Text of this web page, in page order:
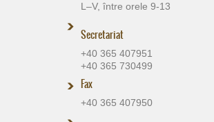
L–V, între orele 9-13
Secretariat
+40 365 407951
+40 365 730499
Fax
+40 365 407950